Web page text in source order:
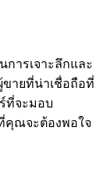
ารเจาะลึกและ
ายที่น่าเชื่อถือที่
ที่จะมอบ
คุณจะต้องพอใจ